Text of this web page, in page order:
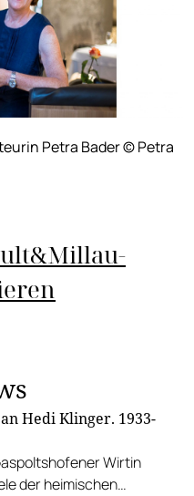
Petra Bader © Petra
Hedi Klinger. 1933-
Wirtin
der heimischen